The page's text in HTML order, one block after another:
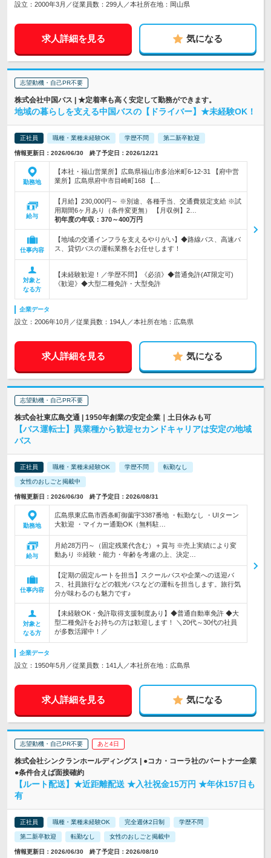
設立：2000年3月／従業員数：299人／本社所在地：岡山県
求人詳細を見る 気になる
志望動機・自己PR不要
株式会社中国バス | ★定着率も高く安定して勤務ができます。
地域の暮らしを支える中国バスの【ドライバー】★未経験OK！
正社員 職種・業種未経験OK 学歴不問 第二新卒歓迎
情報更新日：2026/06/30 終了予定日：2026/12/21
勤務地
【本社・福山営業所】広島県福山市多治米町6-12-31 【府中営
業所】広島県府中市目崎町168 【…
給与
【月給】230,000円～ ※別途、各種手当、交通費規定支給 ※試
用期間6ヶ月あり（条件変更無） 【月収例】2…
初年度の年収： 370～400万円
仕事内容
【地域の交通インフラを支えるやりがい】◆路線バス、高速バ
ス、貸切バスの運転業務をお任せします！
対象と
なる方
【未経験歓迎！／学歴不問】《必須》◆普通免許(AT限定可)
《歓迎》◆大型二種免許・大型免許
企業データ
設立：2006年10月／従業員数：194人／本社所在地：広島県
求人詳細を見る 気になる
志望動機・自己PR不要
株式会社東広島交通 | 1950年創業の安定企業｜土日休みも可
【バス運転士】異業種から歓迎セカンドキャリアは安定の地域
バス
正社員 職種・業種未経験OK 学歴不問 転勤なし
女性のおしごと掲載中
情報更新日：2026/06/30 終了予定日：2026/08/31
勤務地
広島県東広島市西条町御薗宇3387番地 ・転勤なし ・UIターン
大歓迎 ・マイカー通勤OK（無料駐…
給与
月給28万円～（固定残業代含む）＋賞与 ※売上実績により変
動あり ※経験・能力・年齢を考慮の上、決定…
仕事内容
【定期の固定ルートを担当】スクールバスや企業への送迎バ
ス、社員旅行などの観光バスなどの運転を担当します。旅行気
分が味わるのも魅力です♪
対象と
なる方
【未経験OK・免許取得支援制度あり】◆普通自動車免許 ◆大
型二種免許をお持ちの方は歓迎します！ ＼20代～30代の社員
が多数活躍中！／
企業データ
設立：1950年5月／従業員数：141人／本社所在地：広島県
求人詳細を見る 気になる
志望動機・自己PR不要 あと4日
株式会社シンクランホールディングス | ●コカ・コーラ社のパートナー企業
●条件合えば面接確約
【ルート配送】★近距離配送 ★入社祝金15万円 ★年休157日も
有
正社員 職種・業種未経験OK 完全週休2日制 学歴不問
第二新卒歓迎 転勤なし 女性のおしごと掲載中
情報更新日：2026/06/30 終了予定日：2026/08/10